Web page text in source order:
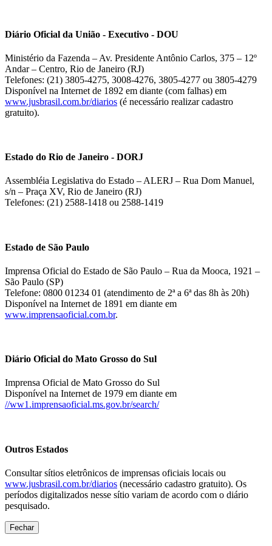
Diário Oficial da União - Executivo - DOU
Ministério da Fazenda – Av. Presidente Antônio Carlos, 375 – 12º
Andar – Centro, Rio de Janeiro (RJ)
Telefones: (21) 3805-4275, 3008-4276, 3805-4277 ou 3805-4279
Disponível na Internet de 1892 em diante (com falhas) em
www.jusbrasil.com.br/diarios (é necessário realizar cadastro
gratuito).
Estado do Rio de Janeiro - DORJ
Assembléia Legislativa do Estado – ALERJ – Rua Dom Manuel,
s/n – Praça XV, Rio de Janeiro (RJ)
Telefones: (21) 2588-1418 ou 2588-1419
Estado de São Paulo
Imprensa Oficial do Estado de São Paulo – Rua da Mooca, 1921 –
São Paulo (SP)
Telefone: 0800 01234 01 (atendimento de 2ª a 6ª das 8h às 20h)
Disponível na Internet de 1891 em diante em
www.imprensaoficial.com.br.
Diário Oficial do Mato Grosso do Sul
Imprensa Oficial de Mato Grosso do Sul
Disponível na Internet de 1979 em diante em
//ww1.imprensaoficial.ms.gov.br/search/
Outros Estados
Consultar sítios eletrônicos de imprensas oficiais locais ou
www.jusbrasil.com.br/diarios (necessário cadastro gratuito). Os
períodos digitalizados nesse sítio variam de acordo com o diário
pesquisado.
Fechar